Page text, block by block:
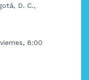
D. C.,
8:00